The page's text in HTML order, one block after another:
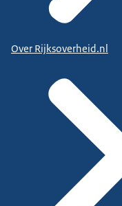
Over Rijksoverheid.nl